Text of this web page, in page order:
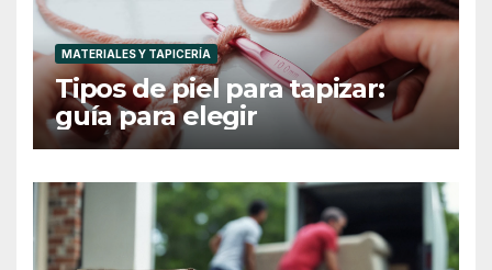
MATERIALES Y TAPICERÍA
Tipos de piel para tapizar:
guía para elegir